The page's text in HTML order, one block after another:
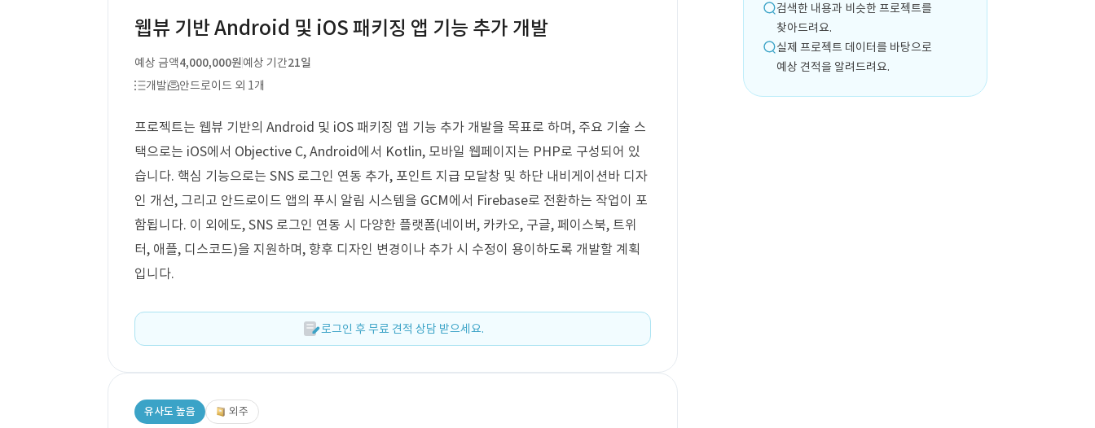
웹뷰 기반 Android 및 iOS 패키징 앱 기능 추가 개발
예상 금액4,000,000원예상 기간21일
개발
안드로이드 외 1개
프로젝트는 웹뷰 기반의 Android 및 iOS 패키징 앱 기능 추가 개발을 목표로 하며, 주요 기술 스
택으로는 iOS에서 Objective C, Android에서 Kotlin, 모바일 웹페이지는 PHP로 구성되어 있
습니다. 핵심 기능으로는 SNS 로그인 연동 추가, 포인트 지급 모달창 및 하단 내비게이션바 디자
인 개선, 그리고 안드로이드 앱의 푸시 알림 시스템을 GCM에서 Firebase로 전환하는 작업이 포
함됩니다. 이 외에도, SNS 로그인 연동 시 다양한 플랫폼(네이버, 카카오, 구글, 페이스북, 트위
터, 애플, 디스코드)을 지원하며, 향후 디자인 변경이나 추가 시 수정이 용이하도록 개발할 계획
입니다.
로그인 후 무료 견적 상담 받으세요.
유사도 높음 외주
검색한 내용과 비슷한 프로젝트를
찾아드려요.
실제 프로젝트 데이터를 바탕으로
예상 견적을 알려드려요.